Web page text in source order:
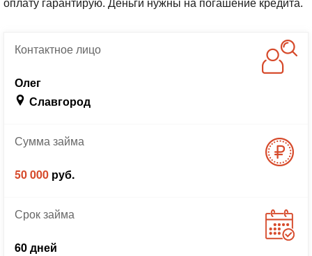
оплату гарантирую. Деньги нужны на погашение кредита.
Контактноелицо
Олег
Славгород
Суммазайма
50 000 руб.
Срокзайма
60 дней